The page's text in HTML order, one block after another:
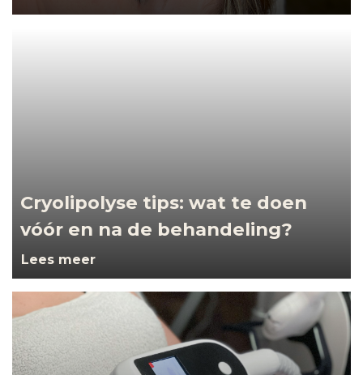
Cryolipolyse tips: wat te doen
vóór en na de behandeling?
Lees meer